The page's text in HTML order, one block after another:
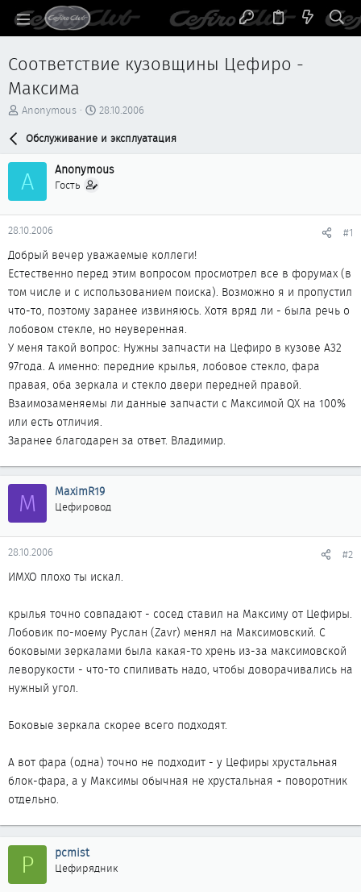
Соответствие кузовщины Цефиро -
Максима
А
р
т
м
ы
Anonymous
Д
т
н
а
28.10.2006
Обслуживание и эксплуатация
A Anonymous
Гость
28.10.2006 #1
Добрый вечер уважаемые коллеги!
Естественно перед этим вопросом просмотрел все в форумах (в
том числе и с использованием поиска). Возможно я и пропустил
что-то, поэтому заранее извиняюсь. Хотя вряд ли - была речь о
лобовом стекле, но неуверенная.
У меня такой вопрос: Нужны запчасти на Цефиро в кузове А32
97года. А именно: передние крылья, лобовое стекло, фара
правая, оба зеркала и стекло двери передней правой.
Взаимозаменяемы ли данные запчасти с Максимой QX на 100%
или есть отличия.
Заранее благодарен за ответ. Владимир.
M MaximR19
Цефировод
28.10.2006 #2
ИМХО плохо ты искал.
крылья точно совпадают - сосед ставил на Максиму от Цефиры.
Лобовик по-моему Руслан (Zavr) менял на Максимовский. С
боковыми зеркалами была какая-то хрень из-за максимовской
леворукости - что-то спиливать надо, чтобы доворачивались на
нужный угол.
Боковые зеркала скорее всего подходят.
А вот фара (одна) точно не подходит - у Цефиры хрустальная
блок-фара, а у Максимы обычная не хрустальная + поворотник
отдельно.
P pcmist
Цефирядник